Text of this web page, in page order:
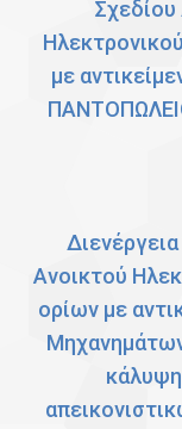
με
Ανοικτού
ορίων με